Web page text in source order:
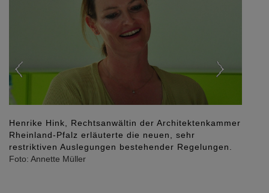
Henrike Hink, Rechtsanwältin der Architektenkammer
Rheinland-Pfalz erläuterte die neuen, sehr
restriktiven Auslegungen bestehender Regelungen.
Foto: Annette Müller